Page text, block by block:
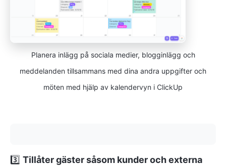
Planera inlägg på sociala medier, blogginlägg och
meddelanden tillsammans med dina andra uppgifter och
möten med hjälp av kalendervyn i ClickUp
3️⃣ Tillåter gäster såsom kunder och externa